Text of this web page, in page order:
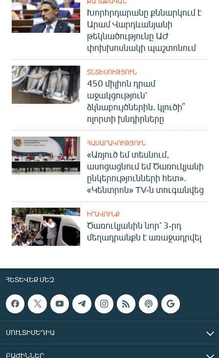
Խորհրդարանը քննարկում է
Արամ Վարդևանյանի
թեկնածությունը ԱԺ
փոխխոսնակի պաշտոնում
ՏՆՏԵՍՈՒԹՅՈՒՆ
450 միլիոն դրամ
աջակցություն՝
ձկնաբույծներին. կլուծի՞
ոլորտի խնդիրները
ՀԱՍԱՐԱԿՈՒԹՅՈՒՆ
«Առյուծ եմ տեսնում,
ասոցացնում եմ Ծառուկյանի
ընկերությունների հետ».
«Կենտրոն» TV-ն տուգանվեց
ԻՐԱՎՈՒՆՔ
Ծառուկյանին նոր՝ 3-րդ
մեղադրանքն է առաջադրվել
ՀԵՏԵՎԵՔ ՄԵԶ
ՄՈՒԼՏԻՄԵԴԻԱ
ԲԱԺԻՆՆԵՐ